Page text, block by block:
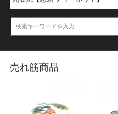
売れ筋商品